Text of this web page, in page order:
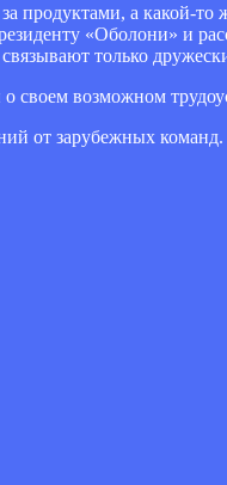
продуктами, а какой-
«Оболони» и
только
своем возможном
от зарубежных